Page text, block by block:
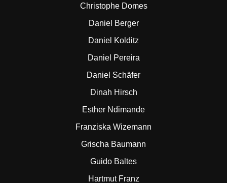
Christophe Domes
Daniel Berger
Daniel Kolditz
Daniel Pereira
Daniel Schäfer
Dinah Hirsch
Esther Ndimande
Franziska Wizemann
Grischa Baumann
Guido Baltes
Hartmut Franz